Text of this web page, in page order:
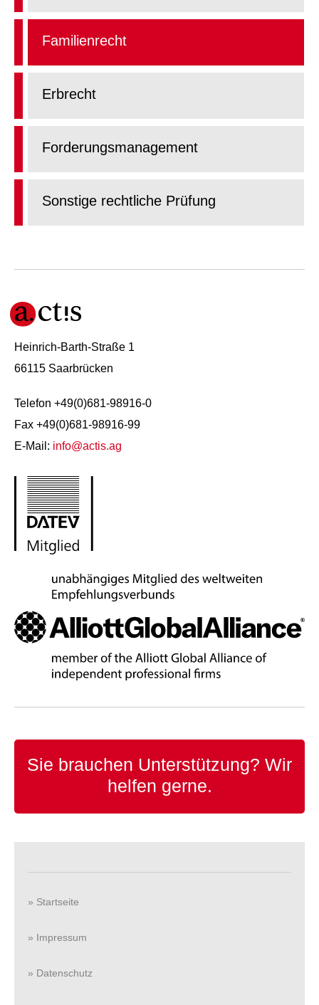
Familienrecht
Erbrecht
Forderungsmanagement
Sonstige rechtliche Prüfung
Heinrich-Barth-Straße 1
66115 Saarbrücken
Telefon +49(0)681-98916-0
Fax +49(0)681-98916-99
E-Mail: info@actis.ag
Sie brauchen Unterstützung? Wir
helfen gerne.
» Startseite
» Impressum
» Datenschutz